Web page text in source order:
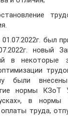
был
новый
в некоторые
были
нормы КЗоТ
в нормы
труда,